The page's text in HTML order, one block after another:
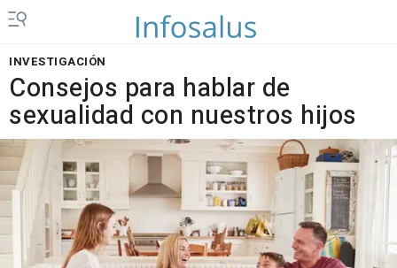
INVESTIGACIÓN
Consejos para hablar de
sexualidad con nuestros hijos